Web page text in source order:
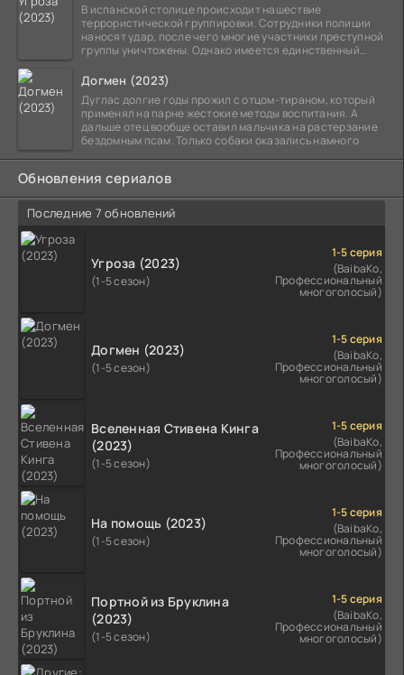
В испанской столице происходит нашествие
террористической группировки. Сотрудники полиции
наносят удар, после чего многие участники преступной
группы уничтожены. Однако имеется единственный
Догмен (2023)
Дуглас долгие годы прожил с отцом-тираном, который
применял на парне жестокие методы воспитания. А
дальше отец вообще оставил мальчика на растерзание
бездомным псам. Только собаки оказались намного
Обновления сериалов
Последние 7 обновлений
Угроза (2023)
(1-5 сезон)
1-5 серия
(BaibaKo,
Профессиональный
многоголосый)
Догмен (2023)
(1-5 сезон)
1-5 серия
(BaibaKo,
Профессиональный
многоголосый)
Вселенная Стивена Кинга
(2023)
(1-5 сезон)
1-5 серия
(BaibaKo,
Профессиональный
многоголосый)
На помощь (2023)
(1-5 сезон)
1-5 серия
(BaibaKo,
Профессиональный
многоголосый)
Портной из Бруклина
(2023)
(1-5 сезон)
1-5 серия
(BaibaKo,
Профессиональный
многоголосый)